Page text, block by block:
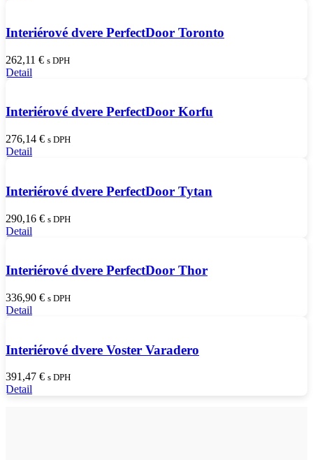
Interiérové dvere PerfectDoor Toronto
262,11 € s DPH
Detail
Interiérové dvere PerfectDoor Korfu
276,14 € s DPH
Detail
Interiérové dvere PerfectDoor Tytan
290,16 € s DPH
Detail
Interiérové dvere PerfectDoor Thor
336,90 € s DPH
Detail
Interiérové dvere Voster Varadero
391,47 € s DPH
Detail